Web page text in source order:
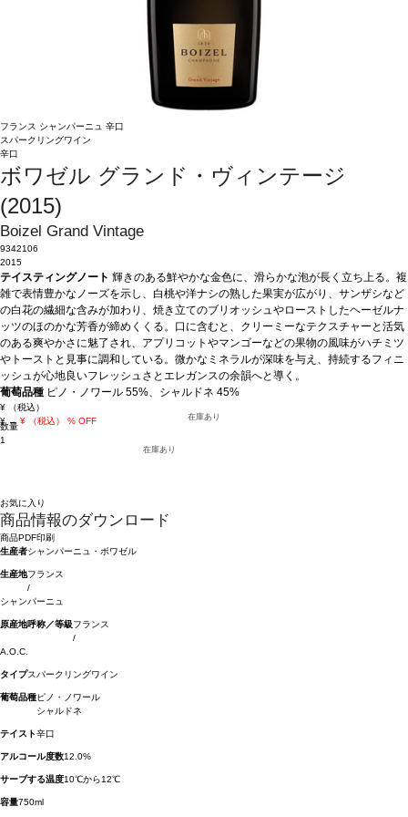
フランス シャンパーニュ 辛口
スパークリングワイン
辛口
ボワゼル グランド・ヴィンテージ
(2015)
Boizel Grand Vintage
9342106
2015
テイスティングノート 輝きのある鮮やかな金色に、滑らかな泡が長く立ち上る。複
雑で表情豊かなノーズを示し、白桃や洋ナシの熟した果実が広がり、サンザシなど
の白花の繊細な含みが加わり、焼き立てのブリオッシュやローストしたヘーゼルナ
ッツのほのかな芳香が締めくくる。口に含むと、クリーミーなテクスチャーと活気
のある爽やかさに魅了され、アプリコットやマンゴーなどの果物の風味がハチミツ
やトーストと見事に調和している。微かなミネラルが深味を与え、持続するフィニ
ッシュが心地良いフレッシュさとエレガンスの余韻へと導く。
葡萄品種 ピノ・ノワール 55%、シャルドネ 45%
¥
（税込）
¥ → ¥ （税込） % OFF 在庫あり
数量
1
在庫あり
お気に入り
商品情報のダウンロード
商品PDF印刷
生産者シャンパーニュ・ボワゼル
生産地フランス
/
シャンパーニュ
原産地呼称／等級フランス
/
A.O.C.
タイプスパークリングワイン
葡萄品種ピノ・ノワール
シャルドネ
テイスト辛口
アルコール度数12.0%
サーブする温度10℃から12℃
容量750ml